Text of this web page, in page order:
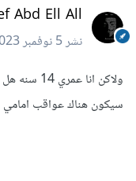
Abd Ell All
نشر5 نوفمبر 2023
ولاكن انا
سيكون هناك عواقب امامي